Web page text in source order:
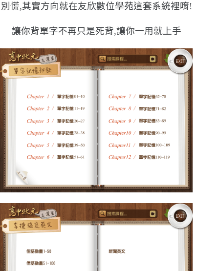
別慌,其實方向就在友欣數位學苑這套系統裡唷!
讓你背單字不再只是死背,讓你一用就上手